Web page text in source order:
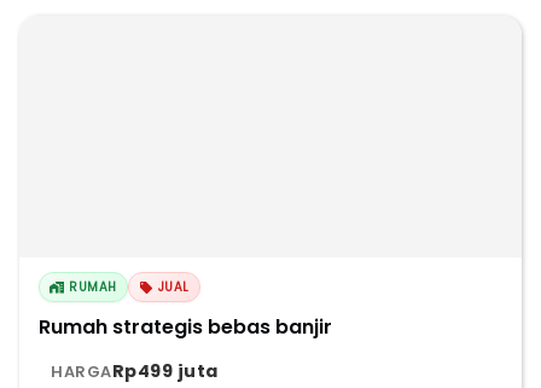
RUMAH JUAL
Rumah strategis bebas banjir
HARGARp499 juta